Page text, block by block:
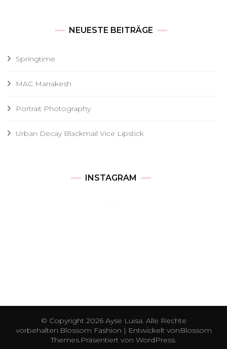
NEUESTE BEITRÄGE
Springtime
MAC Marrakesh
Portrait Photography
Urban Decay Blackmail Vice Lipstick
INSTAGRAM
© Copyright 2026 Ayse Luisa. Alle Rechte
vorbehalten.Blossom Fashion | Entwickelt vonBlossom
Themes.Präsentiert von WordPress.